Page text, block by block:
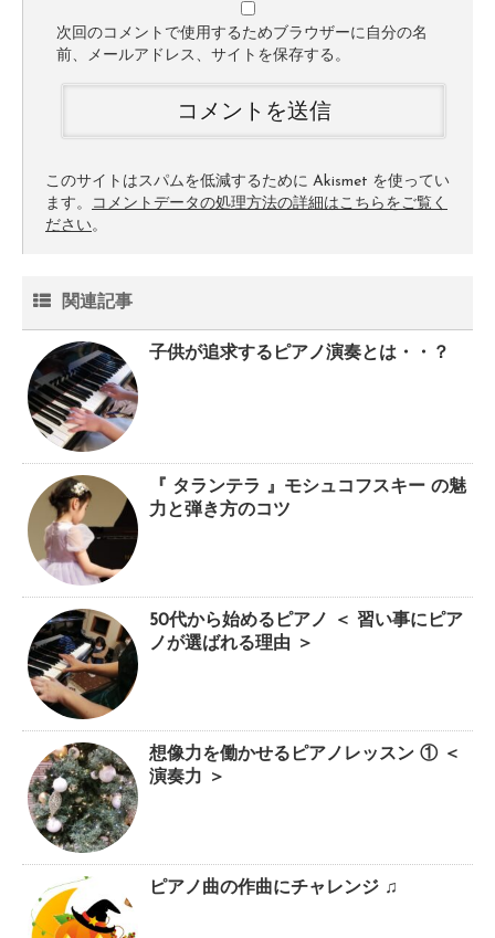
次回のコメントで使用するためブラウザーに自分の名
前、メールアドレス、サイトを保存する。
このサイトはスパムを低減するために Akismet を使ってい
ます。
コメントデータの処理方法の詳細はこちらをご覧く
ださい。
関連記事
子供が追求するピアノ演奏とは・・？
『 タランテラ 』モシュコフスキー の魅
力と弾き方のコツ
50代から始めるピアノ ＜ 習い事にピア
ノが選ばれる理由 ＞
想像力を働かせるピアノレッスン ① ＜
演奏力 ＞
ピアノ曲の作曲にチャレンジ ♫